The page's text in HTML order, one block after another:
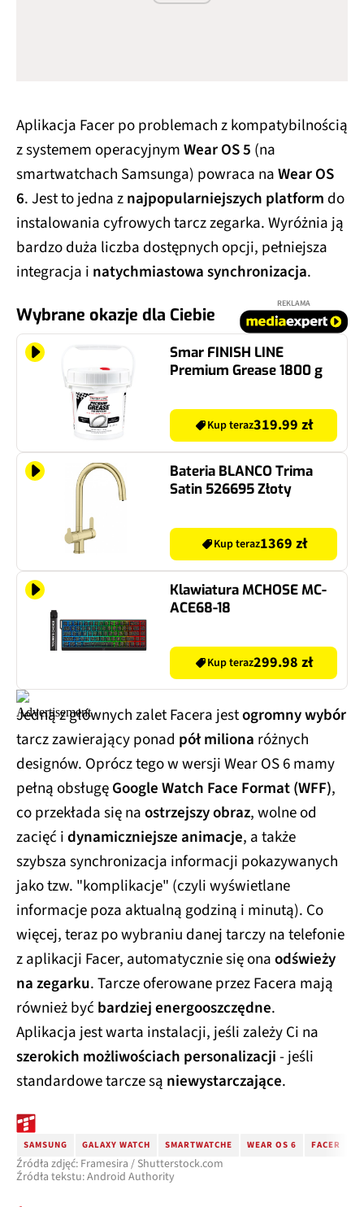
Aplikacja Facer po problemach z kompatybilnością
z systemem operacyjnymWear OS 5 (na
smartwatchach Samsungа) powraca naWear OS
6. Jest to jedna znajpopularniejszych platform do
instalowania cyfrowych tarcz zegarka. Wyróżnia ją
bardzo duża liczba dostępnych opcji, pełniejsza
integracja i natychmiastowa synchronizacja.
Wybrane okazje dla Ciebie
REKLAMA
Smar FINISH LINE
Premium Grease 1800 g
Kup teraz319.99 zł
Bateria BLANCO Trima
Satin 526695 Złoty
Kup teraz1369 zł
Klawiatura MCHOSE MC-
ACE68-18
Kup teraz299.98 zł
Jedną z głównych zalet Facera jestogromny wybór
tarcz zawierający ponad pół miliona różnych
designów. Oprócz tego w wersji Wear OS 6 mamy
pełną obsługęGoogle Watch Face Format (WFF),
co przekłada się naostrzejszy obraz, wolne od
zacięć idynamiczniejsze animacje, a także
szybsza synchronizacja informacji pokazywanych
jako tzw. "komplikacje" (czyli wyświetlane
informacje poza aktualną godziną i minutą). Co
więcej, teraz po wybraniu danej tarczy na telefonie
z aplikacji Facer, automatycznie się onaodświeży
na zegarku. Tarcze oferowane przez Facera mają
również być bardziej energooszczędne.
Aplikacja jest warta instalacji, jeśli zależy Ci na
szerokich możliwościach personalizacji- jeśli
standardowe tarcze są niewystarczające.
SAMSUNG GALAXY WATCH SMARTWATCHE WEAR OS 6 FACER
Źródła zdjęć: Framesira / Shutterstock.com
Źródła tekstu: Android Authority